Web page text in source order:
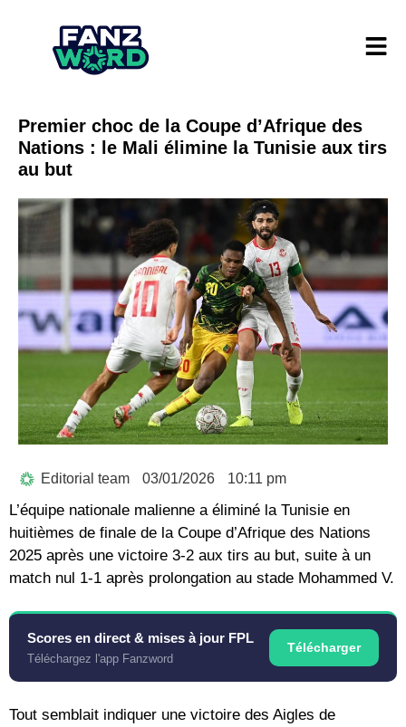
Premier choc de la Coupe d’Afrique des
Nations : le Mali élimine la Tunisie aux tirs
au but
Editorial team 03/01/2026 10:11 pm
L’équipe nationale malienne a éliminé la Tunisie en
huitièmes de finale de la Coupe d’Afrique des Nations
2025 après une victoire 3-2 aux tirs au but, suite à un
match nul 1-1 après prolongation au stade Mohammed V.
Scores en direct & mises à jour FPL
Téléchargez l'app Fanzword
Télécharger
Tout semblait indiquer une victoire des Aigles de